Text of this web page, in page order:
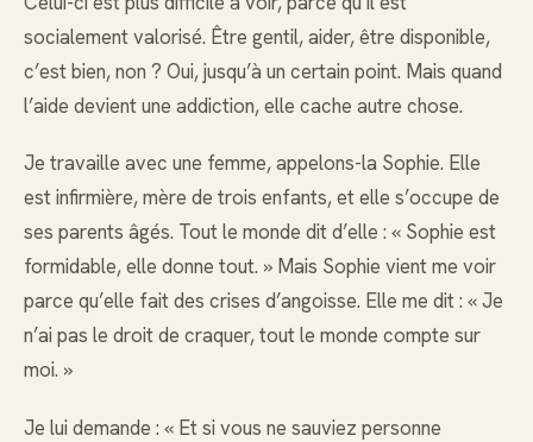
socialement valorisé. Être gentil, aider, être disponible,
c’est bien, non ? Oui, jusqu’à un certain point. Mais quand
l’aide devient une addiction, elle cache autre chose.
Je travaille avec une femme, appelons-la Sophie. Elle
est infirmière, mère de trois enfants, et elle s’occupe de
ses parents âgés. Tout le monde dit d’elle : « Sophie est
formidable, elle donne tout. » Mais Sophie vient me voir
parce qu’elle fait des crises d’angoisse. Elle me dit : « Je
n’ai pas le droit de craquer, tout le monde compte sur
moi. »
Je lui demande : « Et si vous ne sauviez personne